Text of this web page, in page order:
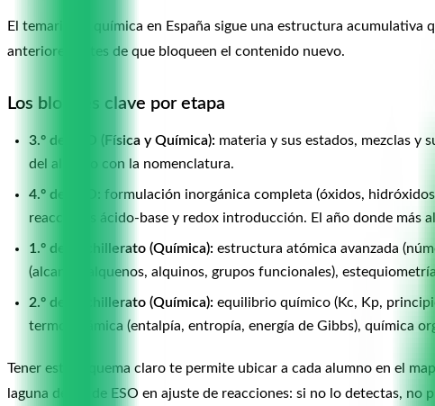
El temario de química en España sigue una estructura
anteriores antes de que bloqueen el contenido nuevo.
Los bloques clave por etapa
3.º de ESO (Física y Química): materia y sus estados, mezclas
del alumno con la nomenclatura.
4.º de ESO:
formulación inorgánica completa (óxidos,
reacciones ácido-base y redox introducción. El año donde más
1.º de Bachillerato (Química): estructura atómica avanzada
(alcanos, alquenos, alquinos, grupos funcionales),
2.º de Bachillerato (Química): equilibrio químico (Kc, Kp,
termodinámica (entalpía, entropía, energía de Gibbs), química
Tener este esquema claro te permite ubicar a cada alumno en el
laguna de 4.º de ESO en ajuste de reacciones: si no lo detectas, no